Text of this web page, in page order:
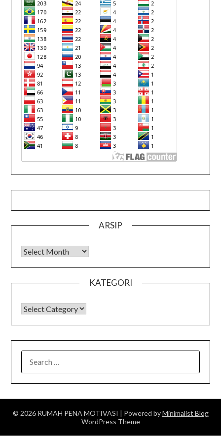
ARSIP
Arsip
KATEGORI
KATEGORI
FOR:
© 2026 RUMAH PENA MOTIVASI | Powered byMinimalist Blog
WordPress Theme